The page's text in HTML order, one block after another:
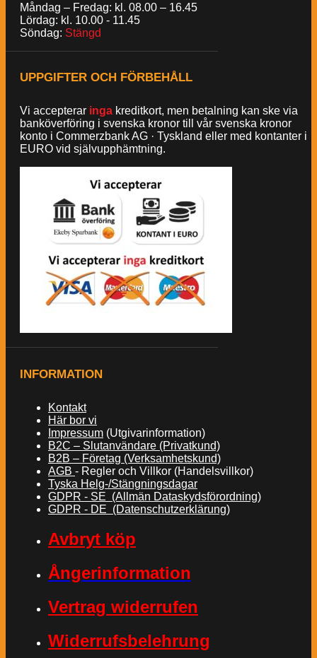
Måndag – Fredag: kl. 08.00 – 16.45
Lördag: kl. 10.00 - 11.45
Söndag: Stängd
UPPGIFTER OCH FÖRBEHÅLL
Vi accepterar inga kreditkort, men betalning kan ske via
banköverföring i svenska kronor till vår svenska kronor
konto i Commerzbank AG · Tyskland eller med kontanter i
EURO vid självupphämtning.
INFORMATION
Kontakt
Här bor vi
Impressum (Utgivarinformation)
B2C – Slutanvändare (Privatkund)
B2B – Företag (Verksamhetskund)
AGB - Regler och Villkor (Handelsvillkor)
Tyska Helg-/Stängningsdagar
GDPR - SE (Allmän Dataskydsförordning)
GDPR - DE (Datenschutzerklärung)
Avbryt köp
Ångerinformation
Vertrag widerrufen
Widerrufsbelehrung